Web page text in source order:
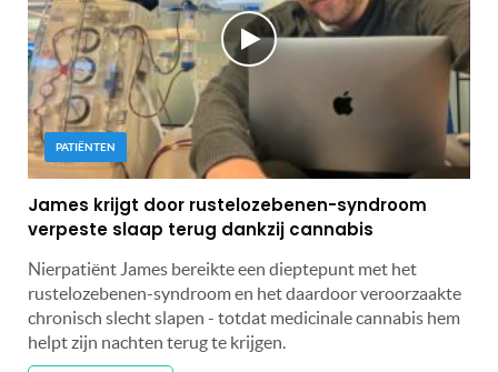
PATIËNTEN
James krijgt door rustelozebenen-syndroom
verpeste slaap terug dankzij cannabis
Nierpatiënt James bereikte een dieptepunt met het
rustelozebenen-syndroom en het daardoor veroorzaakte
chronisch slecht slapen - totdat medicinale cannabis hem
helpt zijn nachten terug te krijgen.